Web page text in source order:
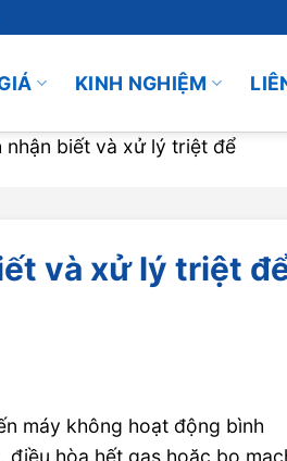
KINH NGHIỆM
nhận biết và xử lý triệt để
và xử lý triệt
máy không hoạt động bình
điều hòa hết gas hoặc bo